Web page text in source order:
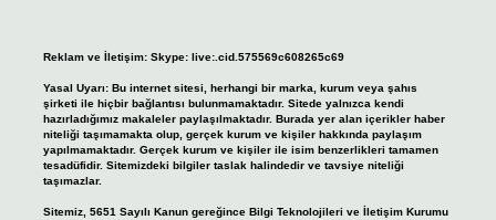
Reklam ve İletişim: Skype: live:.cid.575569c608265c69
Yasal Uyarı: Bu internet sitesi, herhangi bir marka, kurum veya şahıs
şirketi ile hiçbir bağlantısı bulunmamaktadır. Sitede yalnızca kendi
hazırladığımız makaleler paylaşılmaktadır. Burada yer alan içerikler haber
niteliği taşımamakta olup, gerçek kurum ve kişiler hakkında paylaşım
yapılmamaktadır. Gerçek kurum ve kişiler ile isim benzerlikleri tamamen
tesadüfidir. Sitemizdeki bilgiler taslak halindedir ve tavsiye niteliği
taşımazlar.
Sitemiz, 5651 Sayılı Kanun gereğince Bilgi Teknolojileri ve İletişim Kurumu